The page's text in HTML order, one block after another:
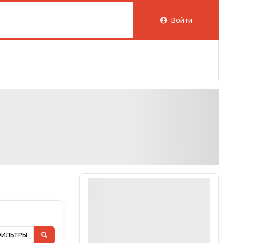
Войти